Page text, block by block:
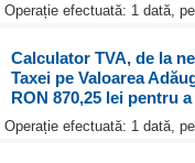
Operație efectuată: 1 dată,
Calculator TVA, de la
Taxei pe Valoarea
RON 870,25 lei pentru
Operație efectuată: 1 dată,